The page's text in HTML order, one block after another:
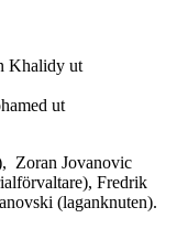
Khalidy ut
ut
Zoran Jovanovic
Fredrik
(laganknuten).